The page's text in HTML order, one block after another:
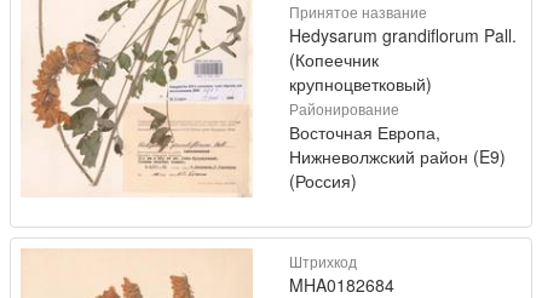
Принятое название
Hedysarum grandiflorum Pall.
(Копеечник
крупноцветковый)
Районирование
Восточная Европа,
Нижневолжский район (E9)
(Россия)
Штрихкод
MHA0182684